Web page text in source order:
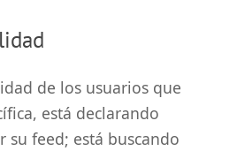
de los usuarios que
está declarando
feed; está buscando